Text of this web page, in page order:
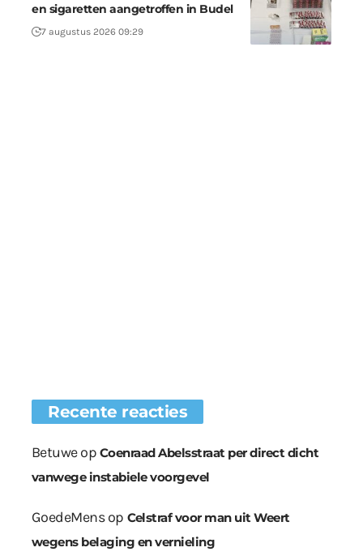
en sigaretten aangetroffen in Budel
7 augustus 2026 09:29
Recente reacties
Betuweop Coenraad Abelsstraat per direct dicht
vanwege instabiele voorgevel
GoedeMensop Celstraf voor man uit Weert
wegens belaging en vernieling